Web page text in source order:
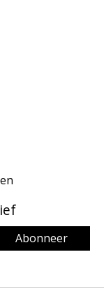
Abonneer